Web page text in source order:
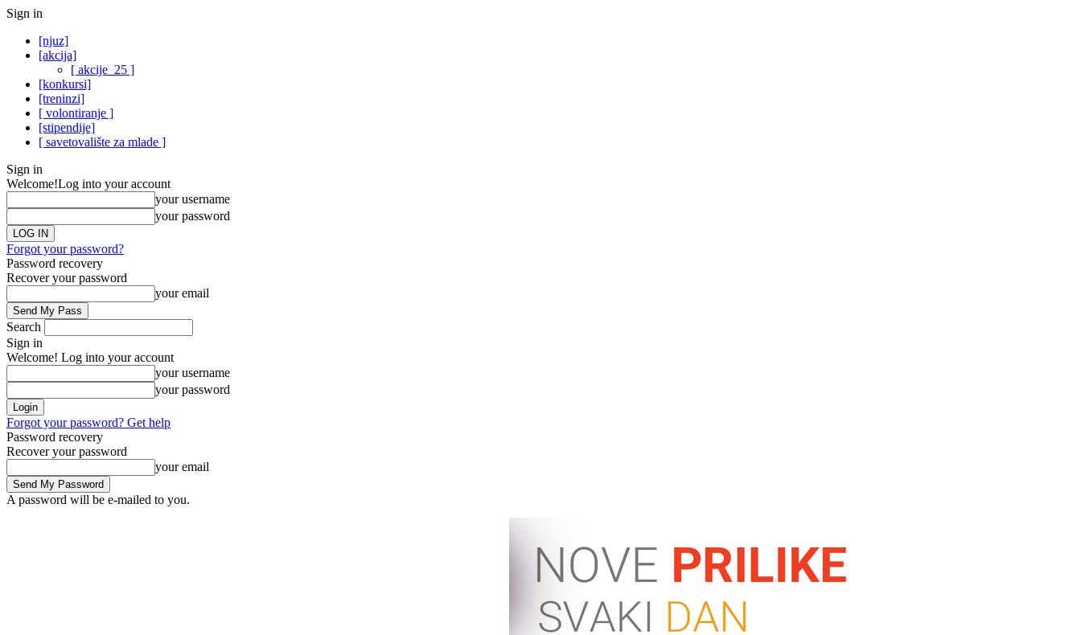
Sign in
[njuz]
[akcija]
[ akcije_25 ]
[konkursi]
[treninzi]
[ volontiranje ]
[stipendije]
[ savetovalište za mlade ]
Sign in
Welcome!Log into your account
your username
your password
Forgot your password?
Password recovery
Recover your password
your email
Search
Sign in
Welcome! Log into your account
your username
your password
Forgot your password? Get help
Password recovery
Recover your password
your email
A password will be e-mailed to you.